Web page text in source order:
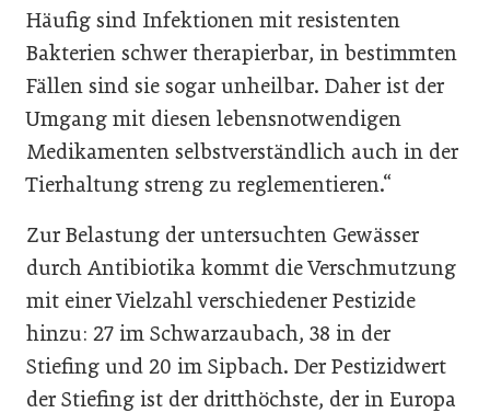
Häufig sind Infektionen mit resistenten
Bakterien schwer therapierbar, in bestimmten
Fällen sind sie sogar unheilbar. Daher ist der
Umgang mit diesen lebensnotwendigen
Medikamenten selbstverständlich auch in der
Tierhaltung streng zu reglementieren.“
Zur Belastung der untersuchten Gewässer
durch Antibiotika kommt die Verschmutzung
mit einer Vielzahl verschiedener Pestizide
hinzu: 27 im Schwarzaubach, 38 in der
Stiefing und 20 im Sipbach. Der Pestizidwert
der Stiefing ist der dritthöchste, der in Europa